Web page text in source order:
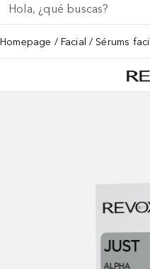
Homepage Facial Sérums